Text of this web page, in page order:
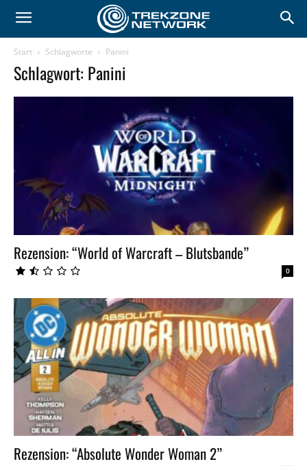
Start Schlagworte Panini
Schlagwort: Panini
Rezension: “World of Warcraft – Blutsbande”
0
Rezension: “Absolute Wonder Woman 2”